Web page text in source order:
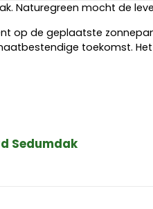
Sedumdak
Naturegreen mocht de
op de geplaatste
toekomst.